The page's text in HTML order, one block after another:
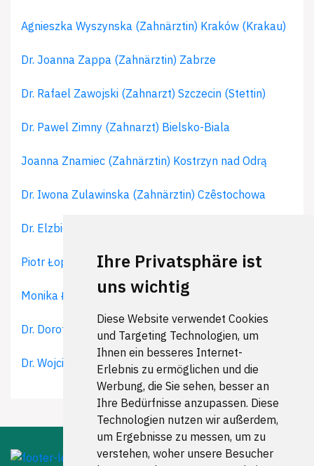
Ihre Privatsphäre ist
uns wichtig
Diese Website verwendet Cookies
und Targeting Technologien, um
Ihnen ein besseres Internet-
Erlebnis zu ermöglichen und die
Werbung, die Sie sehen, besser an
Ihre Bedürfnisse anzupassen. Diese
Technologien nutzen wir außerdem,
um Ergebnisse zu messen, um zu
verstehen, woher unsere Besucher
Agnieszka Wyszynska (Zahnärztin) Kraków (Krakau)
Dr. Joanna Zappa (Zahnärztin) Zabrze
Dr. Rafael Zawojski (Zahnarzt) Szczecin (Stettin)
Dr. Pawel Zimny (Zahnarzt) Bielsko-Biala
Joanna Znamiec (Zahnärztin) Kostrzyn nad Odrą
Dr. Iwona Zulawinska (Zahnärztin) Czêstochowa
Dr. Elzbieta Zurkowska (Zahnärztin) Kraków (Krakau)
Piotr Łopuch (Zahnarzt) Kraków (Krakau)
Monika Łopuszyńska (Zahnärztin) Kraków (Krakau)
Dr. Dorota Łukjan (Zahnärztin) Białystok
Dr. Wojciech Łukjan (Zahnarzt) Białystok